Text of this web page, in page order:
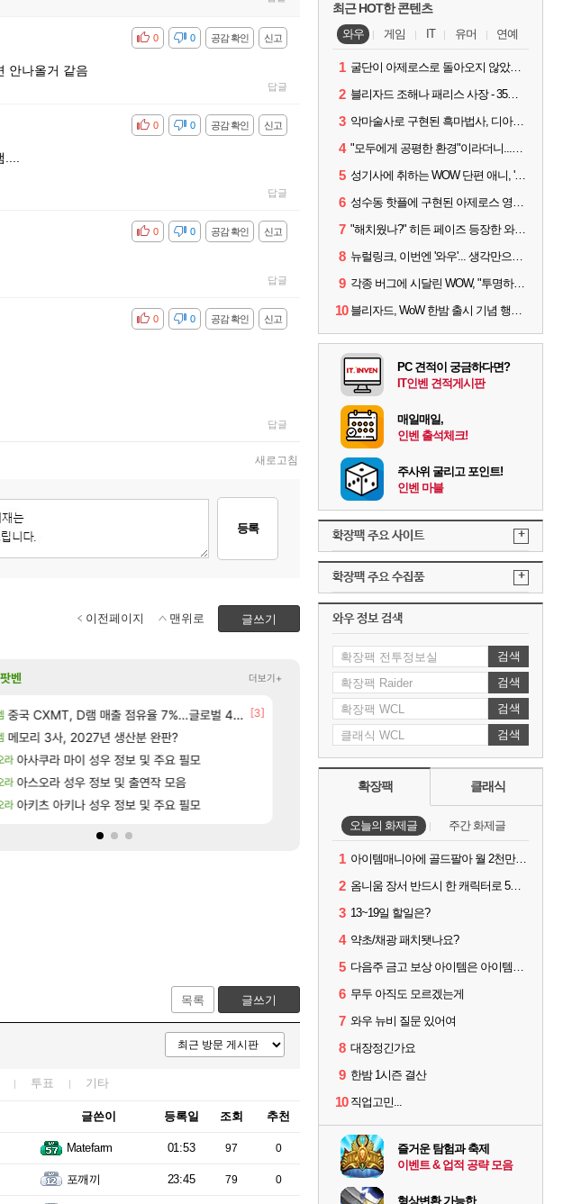
신고
공감 확인
비공감 0
0
안나올거 같음
답글
신고
공감 확인
비공감 0
0
답글
신고
공감 확인
비공감 0
0
답글
신고
공감 확인
비공감 0
0
답글
새로고침
등록
글쓰기
이전페이지 맨위로
극기 또 거꾸로 해놨네 미친것들 ㅋㅋㅋ [146]
오만9층 주긴주는군요? [17]
세트 진 이유 [29]
와 와 와 이게 나에게도? [23]
내학개론 [173]
애초에 홀딩저가가 짜치는게 이거임 ㅋㅋ
ㅇㅂ ) 재밌게 까네
아이템매니아에 골드팔아 월 2천만원 넘게 버는 인간 있던데
아이온2 글로벌서버 해외 유저 반응
이 맛에 주말던전 돔 [10]
팟벤 더보기+
중국 CXMT, D램 매출 점유율 7%…글로벌 4위로 부상
[3]
메모리 3사, 2027년 생산분 완판?
라 아사쿠라 마이 성우 정보 및 주요 필모
라 아스오라 성우 정보 및 출연작 모음
라 아키츠 아키나 성우 정보 및 주요 필모
선녀바위해수욕장
8월 28일 넷플릭스에서 예고편 공개 예정
차벤 아반테 2.0 자연흡기? [1]
모든 바우에라 업그레이드 아이템 획득 위치 공략 (89
모든 엘리트 골렘 위치 공략 (30개) - 방랑 결
목록 글쓰기
투표 기타
글쓴이 등록일 조회 추천
Matefarm 01:53 97 0
포깨끼 23:45 79 0
최근 HOT한 콘텐츠
와우 게임 IT 유머 연예
1 굴단이 아제로스로 돌아오지 않았다면? 와우 클래식+ 주목
2 블리자드 조해나 패리스 사장 - 35년 역사, 그리고 비전
3 악마술사로 구현된 흑마법사, 디아4 x 와우 콜라보 살펴보기
4 "모두에게 공평한 환경"이라더니...여전히 살아있는 애드온
5 성기사에 취하는 WOW 단편 애니, '신성한 모든 것'
6 성수동 핫플에 구현된 아제로스 영웅들의 안식처, WoW 홈스윗홈
7 "해치웠나?" 히든 페이즈 등장한 와우 '한밤', 세계 최초 킬은 '팀 리퀴드'
8 뉴럴링크, 이번엔 '와우'... 생각만으로 게임하는 시대 성큼
9 각종 버그에 시달린 WOW, "투명하고 신속한 소통과 대응 약속"
10 블리자드, WoW 한밤 출시 기념 행사 '홈스윗홈' 28일 개최
PC 견적이 궁금하다면?
IT인벤 견적게시판
매일매일,
인벤 출석체크!
주사위 굴리고 포인트!
인벤 마블
확장팩 주요 사이트 +
확장팩 주요 수집품 +
와우 정보 검색
검색
검색
검색
검색
확장팩 클래식
오늘의 화제글 주간 화제글
1 아이템매니아에 골드팔아 월 2천만원 넘게 버는 인간 있던데
2 옴니움 장서 반드시 한 캐릭터로 5단계까지 밀어야 하나요?
3 13~19일 할일은?
4 약초/채광 패치됏나요?
5 다음주 금고 보상 아이템은 아이템강화 안되나요?
6 무두 아직도 모르겠는게
7 와우 뉴비 질문 있어여
8 대장정긴가요
9 한밤 1시즌 결산
10 직업고민...
즐거운 탐험과 축제
이벤트 & 업적 공략 모음
형상변환 가능한